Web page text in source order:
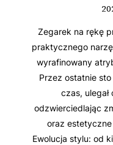
Zegarek na rękę
praktycznego
wyrafinowany
Przez ostatnie
czas, ulegał
odzwierciedlając
oraz estetyczne
Ewolucja stylu: od